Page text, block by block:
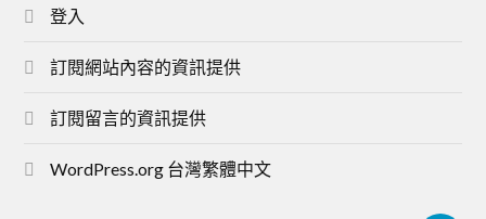
登入
訂閱網站內容的資訊提供
訂閱留言的資訊提供
WordPress.org 台灣繁體中文